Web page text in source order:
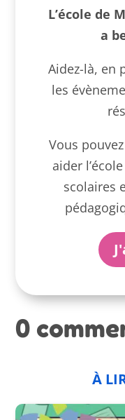
L’école de
a
Aidez-là, en
les
Vous
aider
scolaires
0
À